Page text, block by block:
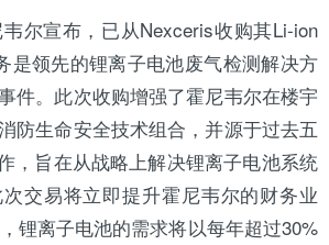
尔宣布，已从Nexceris收购其Li-ion
是领先的锂离子电池废气检测解决方
件。此次收购增强了霍尼韦尔在楼宇
防生命安全技术组合，并源于过去五
，旨在从战略上解决锂离子电池系统
交易将立即提升霍尼韦尔的财务业
锂离子电池的需求将以每年超过30%